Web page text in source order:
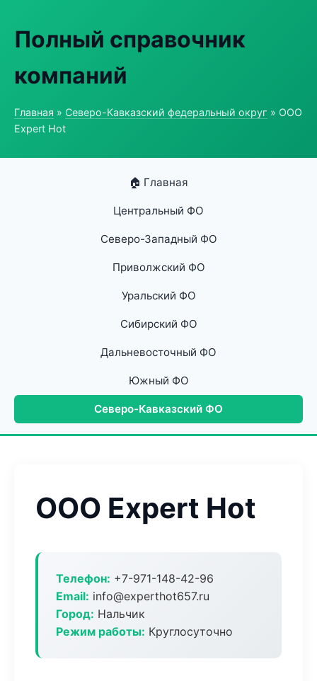
Полный справочник
компаний
Главная » Северо-Кавказский федеральный округ » ООО
Expert Hot
🏠 Главная
Центральный ФО
Северо-Западный ФО
Приволжский ФО
Уральский ФО
Сибирский ФО
Дальневосточный ФО
Южный ФО
Северо-Кавказский ФО
ООО Expert Hot
Телефон: +7-971-148-42-96
Email: info@experthot657.ru
Город: Нальчик
Режим работы: Круглосуточно